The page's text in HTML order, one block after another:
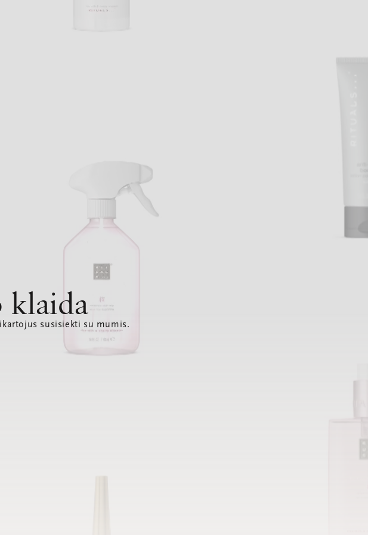
klaida
susisiekti su mumis.